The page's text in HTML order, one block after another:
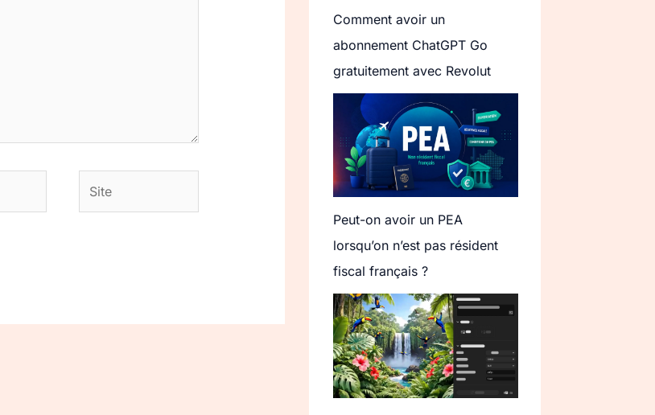
Comment avoir un
abonnement ChatGPT Go
gratuitement avec Revolut
Peut-on avoir un PEA
lorsqu’on n’est pas résident
fiscal français ?